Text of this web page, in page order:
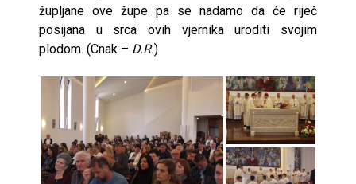
župljane ove župe pa se nadamo da će riječ
posijana u srca ovih vjernika uroditi svojim
plodom. (Cnak – D.R.)